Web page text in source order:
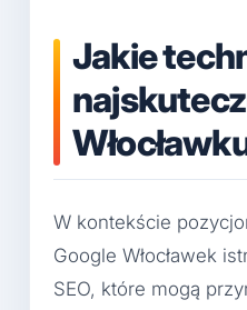
Jakie
W kontekście
Google Włocławek
SEO, które mogą